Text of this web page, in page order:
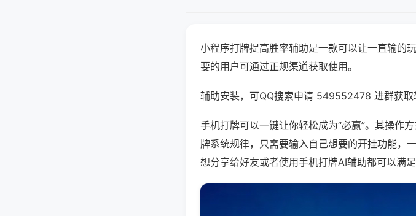
小程序打牌提高胜率辅助是一款可以让一直输的
要的用户可通过正规渠道获取使用。
辅助安装，可QQ搜索申请 549552478 进群获取
手机打牌可以一键让你轻松成为“必赢”。其操作
牌系统规律，只需要输入自己想要的开挂功能，
想分享给好友或者使用手机打牌AI辅助都可以满足